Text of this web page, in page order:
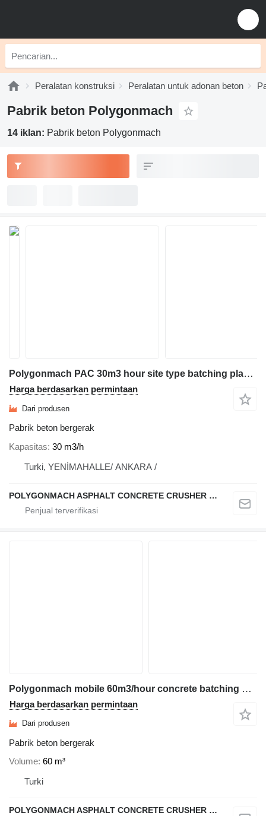
Peralatan konstruksi Peralatan untuk adonan beton
Pabrik beton Polygonmach
14 iklan: Pabrik beton Polygonmach
Polygonmach PAC 30m3 hour site type batching plant- ultra mobile
Harga berdasarkan permintaan
Dari produsen
Pabrik beton bergerak
Kapasitas 30 m3/h
Turki, YENİMAHALLE/ ANKARA /
POLYGONMACH ASPHALT CONCRETE CRUSHER SYSTEMS
Polygonmach mobile 60m3/hour concrete batching plant
Harga berdasarkan permintaan
Dari produsen
Pabrik beton bergerak
Volume 60 m³
Turki
POLYGONMACH ASPHALT CONCRETE CRUSHER SYSTEMS